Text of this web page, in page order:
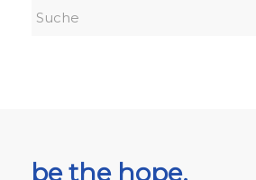
be the hope,